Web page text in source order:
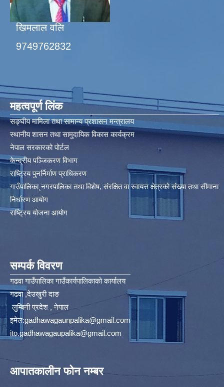
खिमलाल वलि
9749762832
महत्वपूर्ण लिंक
सङ्घीय मामिला तथा सामान्य प्रशासन मन्त्रालय
स्थानीय शासन तथा सामुदायिक विकास कार्यक्रम
नेपाल सरकारको पोर्टल
केन्द्रीय पञ्जिकरण विभाग
राष्ट्रिय पुनर्निर्माण प्राधिकरण
गाउँपालिका¸नगरपालिका तथा विशेष, संरक्षित वा स्वायत्त क्षेत्रको संख्या तथा सीमाना
निर्धारण आयोग​
राष्ट्रिय योजना आयोग
सम्पर्क विवरण
गढवा गाउँपालिका गाउँकार्यपालिकाको कार्यालय
गढवा ,देउखुरी दाङ
लुम्बिनी प्रदेश , नेपाल
इमेल:gadhawagaunpalika@gmail.com
ito.gadhawagaupalika@gmail.com
आपातकालीन फोन नम्बर